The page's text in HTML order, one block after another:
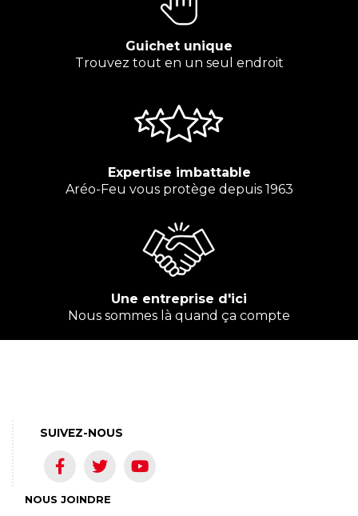
Guichet unique
Trouvez tout en un seul endroit
Expertise imbattable
Aréo-Feu vous protège depuis 1963
Une entreprise d'ici
Nous sommes là quand ça compte
NOUS JOINDRE
SUIVEZ-NOUS